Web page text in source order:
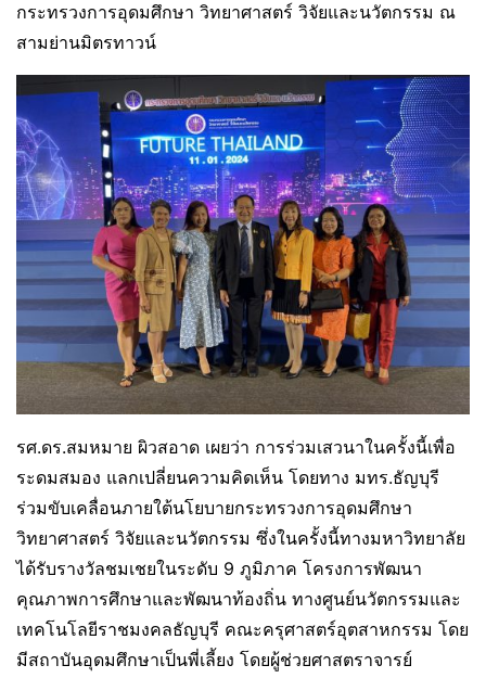
กระทรวงการอุดมศึกษา วิทยาศาสตร์ วิจัยและนวัตกรรม ณ
สามย่านมิตรทาวน์
รศ.ดร.สมหมาย ผิวสอาด เผยว่า การร่วมเสวนาในครั้งนี้เพื่อ
ระดมสมอง แลกเปลี่ยนความคิดเห็น โดยทาง มทร.ธัญบุรี
ร่วมขับเคลื่อนภายใต้นโยบายกระทรวงการอุดมศึกษา
วิทยาศาสตร์ วิจัยและนวัตกรรม ซึ่งในครั้งนี้ทางมหาวิทยาลัย
ได้รับรางวัลชมเชยในระดับ 9 ภูมิภาค โครงการพัฒนา
คุณภาพการศึกษาและพัฒนาท้องถิ่น ทางศูนย์นวัตกรรมและ
เทคโนโลยีราชมงคลธัญบุรี คณะครุศาสตร์อุตสาหกรรม โดย
มีสถาบันอุดมศึกษาเป็นพี่เลี้ยง โดยผู้ช่วยศาสตราจารย์